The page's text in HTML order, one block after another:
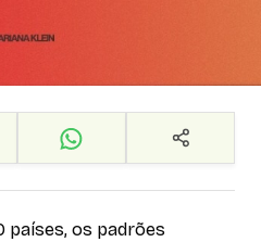
países, os padrões